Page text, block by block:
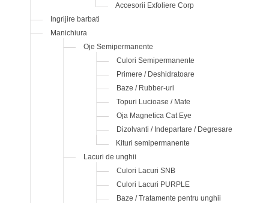
Accesorii Exfoliere Corp
Ingrijire barbati
Manichiura
Oje Semipermanente
Culori Semipermanente
Primere / Deshidratoare
Baze / Rubber-uri
Topuri Lucioase / Mate
Oja Magnetica Cat Eye
Dizolvanti / Indepartare / Degresare
Kituri semipermanente
Lacuri de unghii
Culori Lacuri SNB
Culori Lacuri PURPLE
Baze / Tratamente pentru unghii